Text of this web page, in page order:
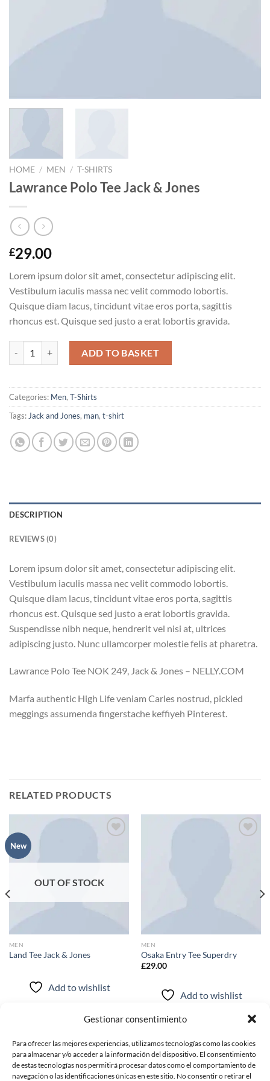
Gestionar consentimiento
Para ofrecer las mejores experiencias, utilizamos tecnologías como las cookies
para almacenar y/o acceder a la información del dispositivo. El consentimiento
de estas tecnologías nos permitirá procesar datos como el comportamiento de
navegación o las identificaciones únicas en este sitio. No consentir o retirar el
HOME / MEN / T-SHIRTS
Lawrance Polo Tee Jack & Jones
£29.00
Lorem ipsum dolor sit amet, consectetur adipiscing elit.
Vestibulum iaculis massa nec velit commodo lobortis.
Quisque diam lacus, tincidunt vitae eros porta, sagittis
rhoncus est. Quisque sed justo a erat lobortis gravida.
ADD TO BASKET
Categories: Men, T-Shirts
Tags: Jack and Jones, man, t-shirt
DESCRIPTION
REVIEWS (0)
Lorem ipsum dolor sit amet, consectetur adipiscing elit.
Vestibulum iaculis massa nec velit commodo lobortis.
Quisque diam lacus, tincidunt vitae eros porta, sagittis
rhoncus est. Quisque sed justo a erat lobortis gravida.
Suspendisse nibh neque, hendrerit vel nisi at, ultrices
adipiscing justo. Nunc ullamcorper molestie felis at pharetra.
Lawrance Polo Tee NOK 249, Jack & Jones – NELLY.COM
Marfa authentic High Life veniam Carles nostrud, pickled
meggings assumenda fingerstache keffiyeh Pinterest.
RELATED PRODUCTS
New
OUT OF STOCK
MEN
Land Tee Jack & Jones
Add to wishlist
MEN
Osaka Entry Tee Superdry
£29.00
Add to wishlist
POLITICAS